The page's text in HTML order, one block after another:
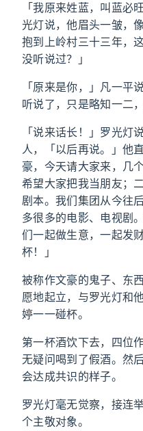
「我原来姓蓝，叫蓝必
光灯说，他眉头一皱，
抱到上岭村三十三年，
没听说过？」
「原来是你，」凡一平
听说了，只是略知一二
「说来话长！」罗光灯
人，「以后再说。」他
豪，今天请大家来，几
希望大家把我当朋友；
剧本。我们集团从今往
多很多的电影、电视剧
们一起做生意，一起发
杯！」
被称作文豪的鬼子、东
愿地起立，与罗光灯和
婷一一碰杯。
第一杯酒饮下去，四位
无疑问喝到了假酒。然
会达成共识的样子。
罗光灯毫无觉察，接连
个主敬对象。